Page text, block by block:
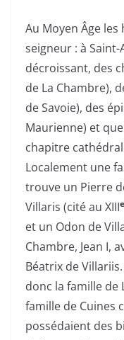
Au Moyen Âge
seigneur : à
décroissant, des
de La Chambre),
de Savoie), des
Maurienne) et
chapitre
Localement une
trouve un Pierre
Villaris (cité au XIIIe
et un Odon de
Chambre, Jean I,
Béatrix de
donc la famille de
famille de Cuines
possédaient des